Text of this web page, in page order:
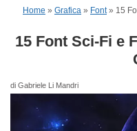
Home » Grafica » Font» 15
15 Font Sci-Fi e
di Gabriele Li Mandri